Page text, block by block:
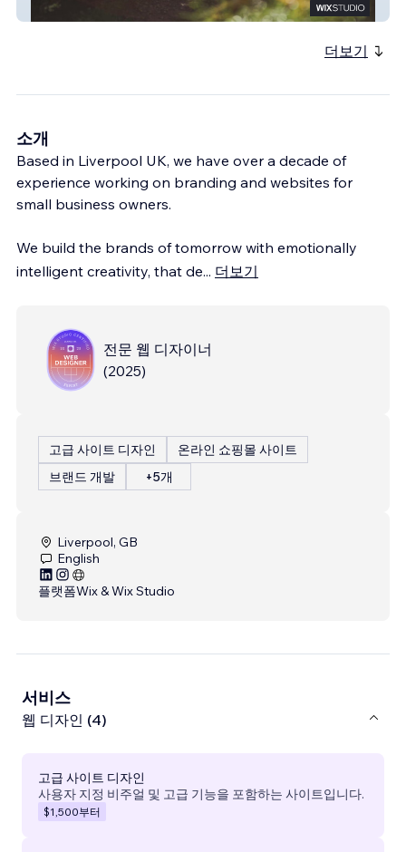
Wyrd of Mouth
더보기
소개
Based in Liverpool UK, we have over a decade of
experience working on branding and websites for
small business owners.
We build the brands of tomorrow with emotionally
intelligent creativity, that de... 더보기
전문 웹 디자이너
(2025)
고급 사이트 디자인
온라인 쇼핑몰 사이트
브랜드 개발
+5개
Liverpool, GB
English
플랫폼Wix & Wix Studio
서비스
웹 디자인 (4)
고급 사이트 디자인
사용자 지정 비주얼 및 고급 기능을 포함하는 사이트입니다.
$1,500부터